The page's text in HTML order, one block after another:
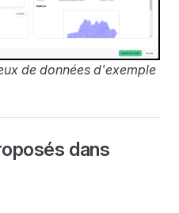
de données d'exemple
dans